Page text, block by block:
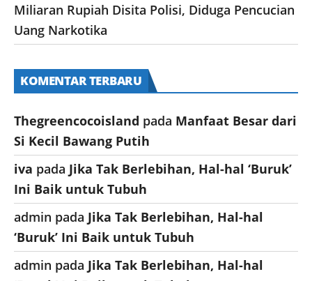
Miliaran Rupiah Disita Polisi, Diduga Pencucian
Uang Narkotika
KOMENTAR TERBARU
Thegreencocoisland pada Manfaat Besar dari
Si Kecil Bawang Putih
iva pada Jika Tak Berlebihan, Hal-hal ‘Buruk’
Ini Baik untuk Tubuh
admin pada Jika Tak Berlebihan, Hal-hal
‘Buruk’ Ini Baik untuk Tubuh
admin pada Jika Tak Berlebihan, Hal-hal